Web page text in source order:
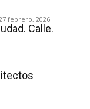
febrero, 2026
Calle.